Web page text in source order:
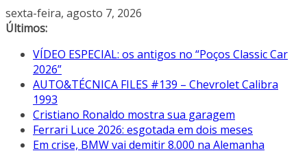
Pular
para
conteúdo
sexta-feira, agosto 7, 2026
Últimos:
VÍDEO ESPECIAL: os antigos no “Poços Classic Car
2026”
AUTO&TÉCNICA FILES #139 – Chevrolet Calibra
1993
Cristiano Ronaldo mostra sua garagem
Ferrari Luce 2026: esgotada em dois meses
Em crise, BMW vai demitir 8.000 na Alemanha